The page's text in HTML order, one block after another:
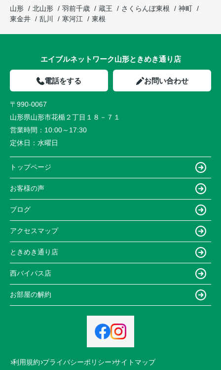
山形
北山形 羽前千歳 蔵王 さくらんぼ東根
神町
東金井
乱川 寒河江 東根
エイブルネットワーク山形ときめき通り店
電話をする お問い合わせ
〒990-0067
山形県山形市花楯２丁目１８－７１
営業時間： 10:00～17:30
定休日： 水曜日
トップページ
お客様の声
ブログ
アクセスマップ
ときめき通り店
西バイパス店
お部屋の解約
利用規約 プライバシーポリシー サイトマップ